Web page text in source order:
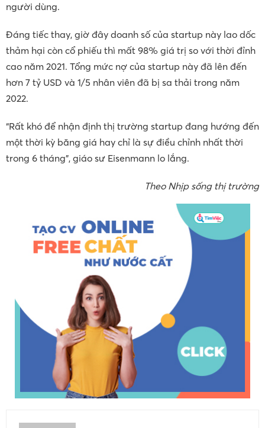
người dùng.
Đáng tiếc thay, giờ đây doanh số của startup này lao dốc
thảm hại còn cổ phiếu thì mất 98% giá trị so với thời đỉnh
cao năm 2021. Tổng mức nợ của startup này đã lên đến
hơn 7 tỷ USD và 1/5 nhân viên đã bị sa thải trong năm
2022.
“Rất khó để nhận định thị trường startup đang hướng đến
một thời kỳ băng giá hay chỉ là sự điều chỉnh nhất thời
trong 6 tháng”, giáo sư Eisenmann lo lắng.
Theo Nhịp sống thị trường